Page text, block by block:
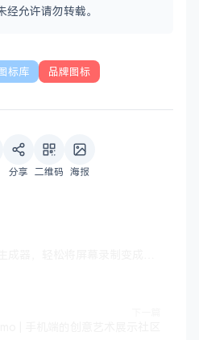
允许请勿转载。
标库 品牌图标
分享 二维码 海报